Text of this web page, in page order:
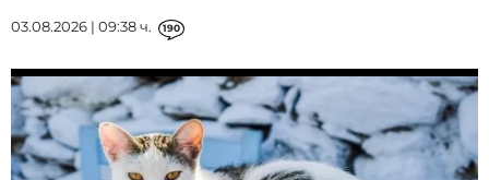
03.08.2026 | 09:38 ч. 190